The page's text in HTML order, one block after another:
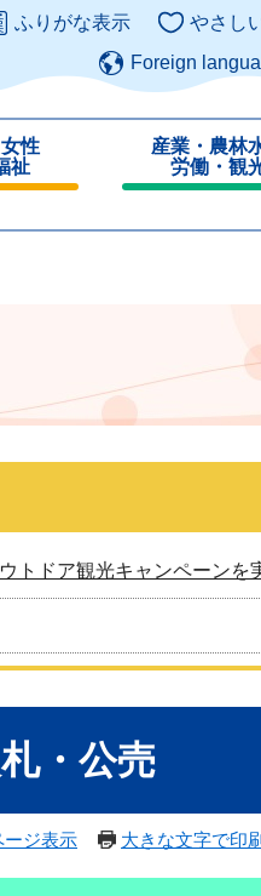
ふりがな表示 やさし
Foreign
性
祉
産業・農林
労働・観
じ
トドア観光キャンペーンを
・公売
ージ表示 大きな文字で印